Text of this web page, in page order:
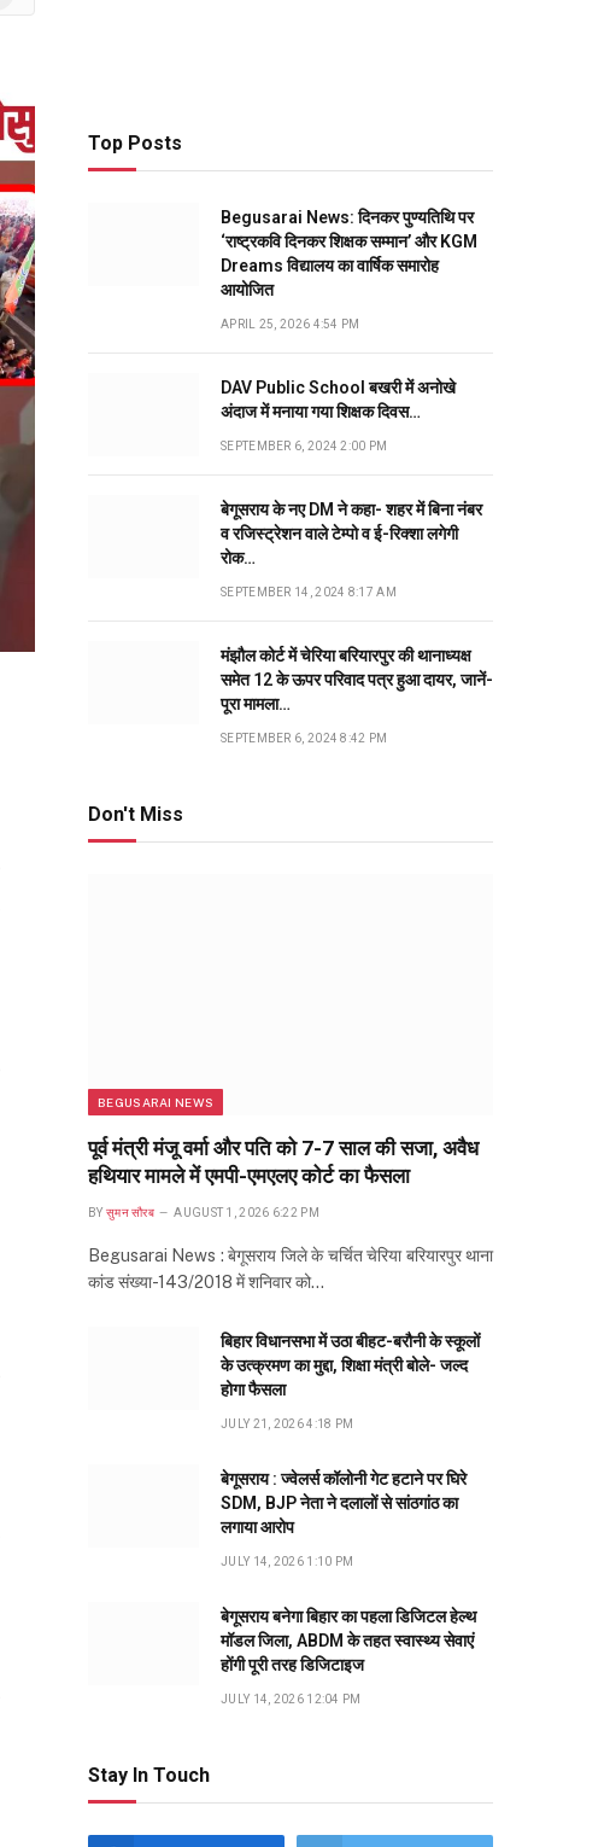
Top Posts
Begusarai News: दिनकर पुण्यतिथि पर
‘राष्ट्रकवि दिनकर शिक्षक सम्मान’ और KGM
Dreams विद्यालय का वार्षिक समारोह
आयोजित
APRIL 25, 2026 4:54 PM
DAV Public School बखरी में अनोखे
अंदाज में मनाया गया शिक्षक दिवस…
SEPTEMBER 6, 2024 2:00 PM
बेगूसराय के नए DM ने कहा- शहर में बिना नंबर
व रजिस्ट्रेशन वाले टेम्पो व ई-रिक्शा लगेगी
रोक…
SEPTEMBER 14, 2024 8:17 AM
मंझौल कोर्ट में चेरिया बरियारपुर की थानाध्यक्ष
समेत 12 के ऊपर परिवाद पत्र हुआ दायर, जानें-
पूरा मामला…
SEPTEMBER 6, 2024 8:42 PM
Don't Miss
BEGUSARAI NEWS
पूर्व मंत्री मंजू वर्मा और पति को 7-7 साल की सजा, अवैध
हथियार मामले में एमपी-एमएलए कोर्ट का फैसला
BY सुमन सौरब AUGUST 1, 2026 6:22 PM
Begusarai News : बेगूसराय जिले के चर्चित चेरिया बरियारपुर थाना
कांड संख्या-143/2018 में शनिवार को…
बिहार विधानसभा में उठा बीहट-बरौनी के स्कूलों
के उत्क्रमण का मुद्दा, शिक्षा मंत्री बोले- जल्द
होगा फैसला
JULY 21, 2026 4:18 PM
बेगूसराय : ज्वेलर्स कॉलोनी गेट हटाने पर घिरे
SDM, BJP नेता ने दलालों से सांठगांठ का
लगाया आरोप
JULY 14, 2026 1:10 PM
बेगूसराय बनेगा बिहार का पहला डिजिटल हेल्थ
मॉडल जिला, ABDM के तहत स्वास्थ्य सेवाएं
होंगी पूरी तरह डिजिटाइज
JULY 14, 2026 12:04 PM
Stay In Touch